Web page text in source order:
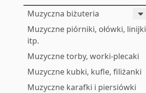
Muzyczna biżuteria
Muzyczne piórniki, ołówki, linijki
itp.
Muzyczne torby, worki-plecaki
Muzyczne kubki, kufle, filiżanki
Muzyczne karafki i piersiówki